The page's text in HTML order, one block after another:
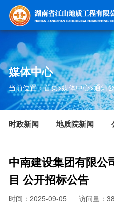
媒体中心
当前位置：首页>媒体中心>通知
时政新闻 地质院新闻
中南建设集团有限公
目 公开招标公告
时间：2025-09-05 访问量：